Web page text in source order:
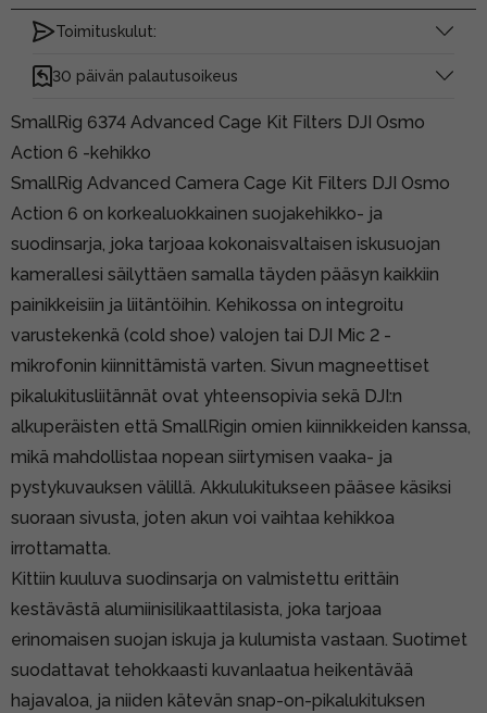
Toimituskulut:
30 päivän palautusoikeus
SmallRig 6374 Advanced Cage Kit Filters DJI Osmo
Action 6 -kehikko
SmallRig Advanced Camera Cage Kit Filters DJI Osmo
Action 6 on korkealuokkainen suojakehikko- ja
suodinsarja, joka tarjoaa kokonaisvaltaisen iskusuojan
kamerallesi säilyttäen samalla täyden pääsyn kaikkiin
painikkeisiin ja liitäntöihin. Kehikossa on integroitu
varustekenkä (cold shoe) valojen tai DJI Mic 2 -
mikrofonin kiinnittämistä varten. Sivun magneettiset
pikalukitusliitännät ovat yhteensopivia sekä DJI:n
alkuperäisten että SmallRigin omien kiinnikkeiden kanssa,
mikä mahdollistaa nopean siirtymisen vaaka- ja
pystykuvauksen välillä. Akkulukitukseen pääsee käsiksi
suoraan sivusta, joten akun voi vaihtaa kehikkoa
irrottamatta.
Kittiin kuuluva suodinsarja on valmistettu erittäin
kestävästä alumiinisilikaattilasista, joka tarjoaa
erinomaisen suojan iskuja ja kulumista vastaan. Suotimet
suodattavat tehokkaasti kuvanlaatua heikentävää
hajavaloa, ja niiden kätevän snap-on-pikalukituksen